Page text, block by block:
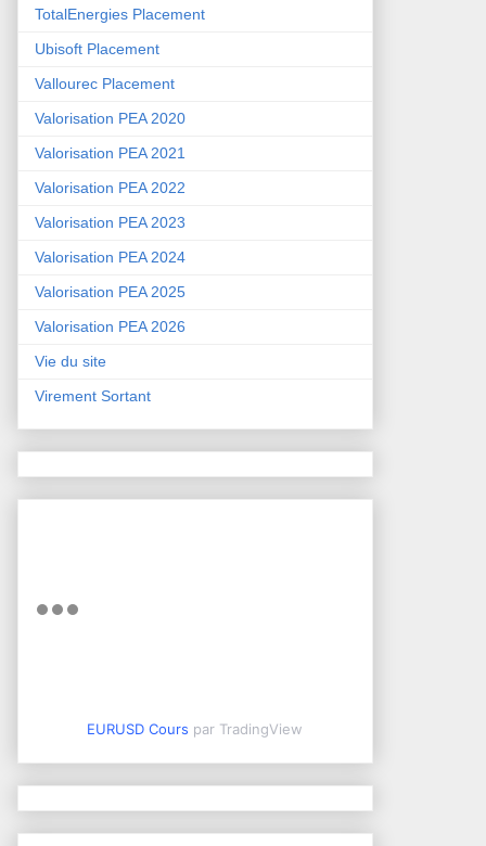
TotalEnergies Placement
Ubisoft Placement
Vallourec Placement
Valorisation PEA 2020
Valorisation PEA 2021
Valorisation PEA 2022
Valorisation PEA 2023
Valorisation PEA 2024
Valorisation PEA 2025
Valorisation PEA 2026
Vie du site
Virement Sortant
EURUSD Cours par TradingView